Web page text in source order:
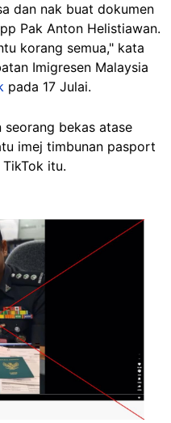
dan nak buat dokumen
Pak Anton Helistiawan.
korang semua," kata
Imigresen Malaysia
pada 17 Julai.
bekas atase
imej timbunan pasport
itu.